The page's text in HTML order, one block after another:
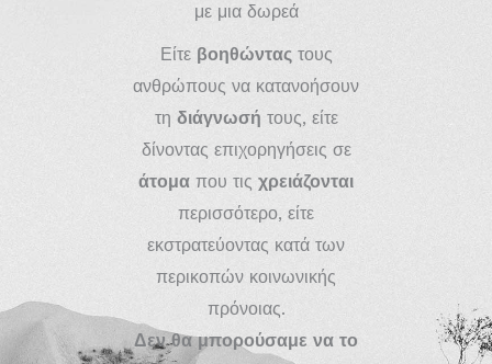
με μια δωρεά
Είτε βοηθώνταςτους
ανθρώπους να κατανοήσουν
τη διάγνωσή τους, είτε
δίνοντας επιχορηγήσεις σε
άτομα που τις χρειάζονται
περισσότερο, είτε
εκστρατεύοντας κατά των
περικοπών κοινωνικής
πρόνοιας.
Δεν θα μπορούσαμε να το